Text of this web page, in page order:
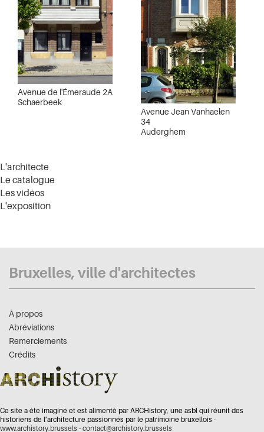
Avenue de l'Émeraude 2A
Schaerbeek
Avenue Jean Vanhaelen
34
Auderghem
L'architecte
Le catalogue
Les vidéos
L'exposition
Bruxelles, ville d'architectes
À propos
Abréviations
Remerciements
Crédits
Ce site a été imaginé et est alimenté par ARCHistory, une asbl qui réunit des
historiens de l’architecture passionnés par le patrimoine bruxellois -
www.archistory.brussels - contact@archistory.brussels